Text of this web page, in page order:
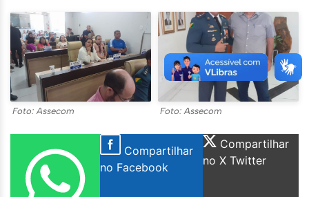
Foto: Assecom Foto: Assecom
Compartilhar
no Facebook
Compartilhar
no X Twitter